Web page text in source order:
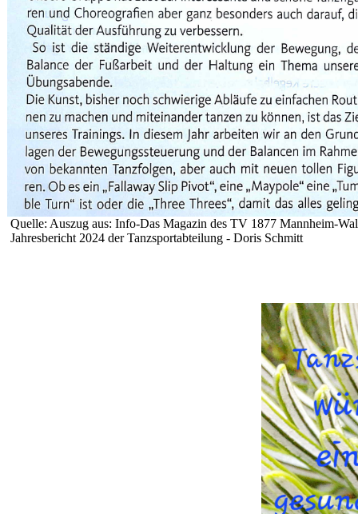
Quelle: Auszug aus: Info-Das Magazin des TV 1877 Mannheim-
Jahresbericht 2024 der Tanzsportabteilung - Doris Schmitt